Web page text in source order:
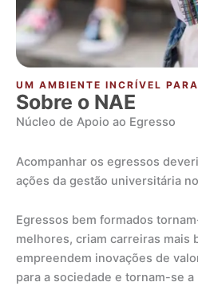
UM AMBIENTE INCRÍVEL
Sobre o NAE
Núcleo de Apoio ao Egresso
Acompanhar os egressos
ações da gestão universitária
Egressos bem formados
melhores, criam carreiras mais
empreendem inovações de
para a sociedade e tornam-se